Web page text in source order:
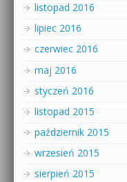
listopad 2016
lipiec 2016
czerwiec 2016
maj 2016
styczeń 2016
listopad 2015
październik 2015
wrzesień 2015
sierpień 2015